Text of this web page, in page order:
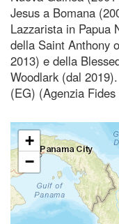
Jesus a Bomana
Lazzarista in Papua
della Saint Anthony
2013) e della
Woodlark (dal 2019).
(EG) (Agenzia
+
−